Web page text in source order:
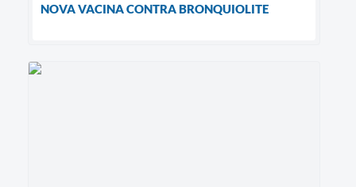
NOVA VACINA CONTRA BRONQUIOLITE